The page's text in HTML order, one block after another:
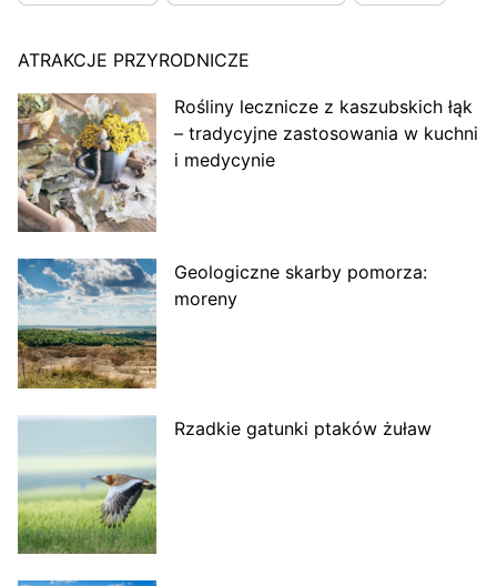
ATRAKCJE PRZYRODNICZE
Rośliny lecznicze z kaszubskich łąk
– tradycyjne zastosowania w kuchni
i medycynie
Geologiczne skarby pomorza:
moreny
Rzadkie gatunki ptaków żuław